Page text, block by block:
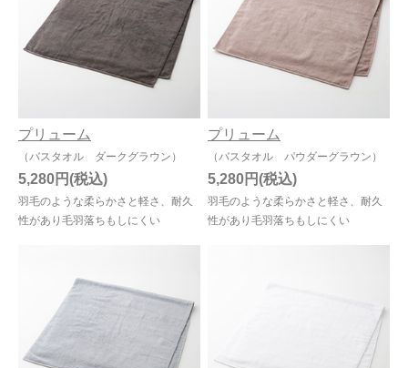
プリューム
（バスタオル ダークグラウン）
羽毛のような柔らかさと軽さ、耐久
性があり毛羽落ちもしにくい
5,280円
プリューム
（バスタオル パウダーグラウン）
羽毛のような柔らかさと軽さ、耐久
性があり毛羽落ちもしにくい
5,280円